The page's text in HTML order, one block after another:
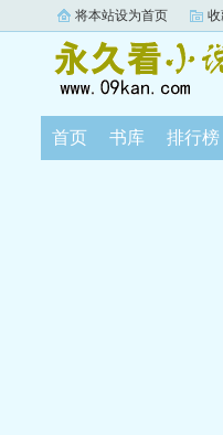
将本站设为首页 收
首页 书库 排行榜